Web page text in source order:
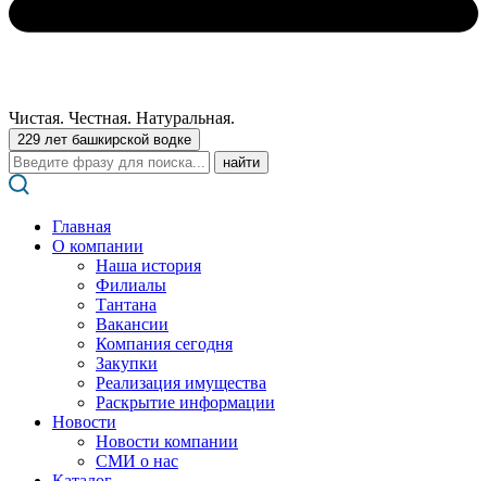
Чистая. Честная. Натуральная.
229 лет башкирской водке
Поиск:
Главная
О компании
Наша история
Филиалы
Тантана
Вакансии
Компания сегодня
Закупки
Реализация имущества
Раскрытие информации
Новости
Новости компании
СМИ о нас